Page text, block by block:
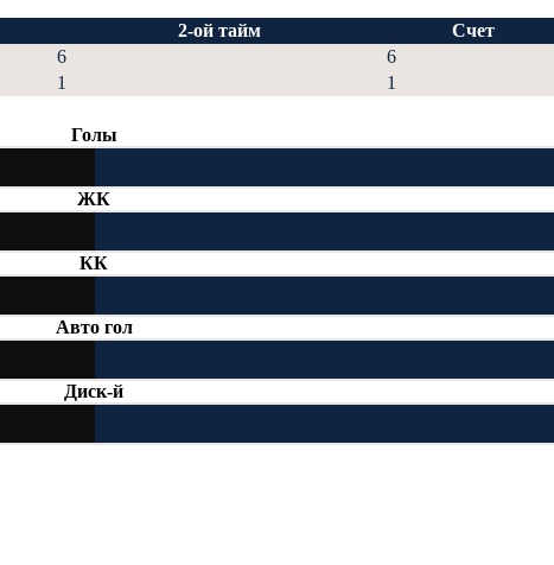
2-ой тайм Счет
6 6
1 1
Голы
ЖК
КК
Авто гол
Диск-й